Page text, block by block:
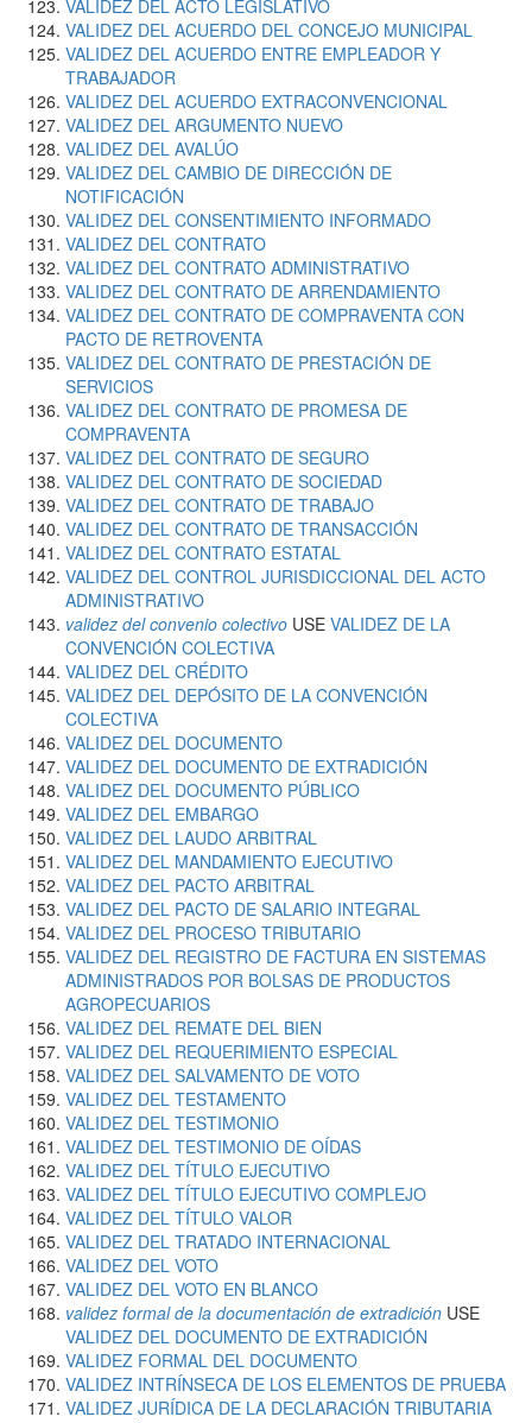
VALIDEZ DEL ACTO LEGISLATIVO
VALIDEZ DEL ACUERDO DEL CONCEJO MUNICIPAL
VALIDEZ DEL ACUERDO ENTRE EMPLEADOR Y
TRABAJADOR
VALIDEZ DEL ACUERDO EXTRACONVENCIONAL
VALIDEZ DEL ARGUMENTO NUEVO
VALIDEZ DEL AVALÚO
VALIDEZ DEL CAMBIO DE DIRECCIÓN DE
NOTIFICACIÓN
VALIDEZ DEL CONSENTIMIENTO INFORMADO
VALIDEZ DEL CONTRATO
VALIDEZ DEL CONTRATO ADMINISTRATIVO
VALIDEZ DEL CONTRATO DE ARRENDAMIENTO
VALIDEZ DEL CONTRATO DE COMPRAVENTA CON
PACTO DE RETROVENTA
VALIDEZ DEL CONTRATO DE PRESTACIÓN DE
SERVICIOS
VALIDEZ DEL CONTRATO DE PROMESA DE
COMPRAVENTA
VALIDEZ DEL CONTRATO DE SEGURO
VALIDEZ DEL CONTRATO DE SOCIEDAD
VALIDEZ DEL CONTRATO DE TRABAJO
VALIDEZ DEL CONTRATO DE TRANSACCIÓN
VALIDEZ DEL CONTRATO ESTATAL
VALIDEZ DEL CONTROL JURISDICCIONAL DEL ACTO
ADMINISTRATIVO
validez del convenio colectivo USE VALIDEZ DE LA
CONVENCIÓN COLECTIVA
VALIDEZ DEL CRÉDITO
VALIDEZ DEL DEPÓSITO DE LA CONVENCIÓN
COLECTIVA
VALIDEZ DEL DOCUMENTO
VALIDEZ DEL DOCUMENTO DE EXTRADICIÓN
VALIDEZ DEL DOCUMENTO PÚBLICO
VALIDEZ DEL EMBARGO
VALIDEZ DEL LAUDO ARBITRAL
VALIDEZ DEL MANDAMIENTO EJECUTIVO
VALIDEZ DEL PACTO ARBITRAL
VALIDEZ DEL PACTO DE SALARIO INTEGRAL
VALIDEZ DEL PROCESO TRIBUTARIO
VALIDEZ DEL REGISTRO DE FACTURA EN SISTEMAS
ADMINISTRADOS POR BOLSAS DE PRODUCTOS
AGROPECUARIOS
VALIDEZ DEL REMATE DEL BIEN
VALIDEZ DEL REQUERIMIENTO ESPECIAL
VALIDEZ DEL SALVAMENTO DE VOTO
VALIDEZ DEL TESTAMENTO
VALIDEZ DEL TESTIMONIO
VALIDEZ DEL TESTIMONIO DE OÍDAS
VALIDEZ DEL TÍTULO EJECUTIVO
VALIDEZ DEL TÍTULO EJECUTIVO COMPLEJO
VALIDEZ DEL TÍTULO VALOR
VALIDEZ DEL TRATADO INTERNACIONAL
VALIDEZ DEL VOTO
VALIDEZ DEL VOTO EN BLANCO
validez formal de la documentación de extradición USE
VALIDEZ DEL DOCUMENTO DE EXTRADICIÓN
VALIDEZ FORMAL DEL DOCUMENTO
VALIDEZ INTRÍNSECA DE LOS ELEMENTOS DE PRUEBA
VALIDEZ JURÍDICA DE LA DECLARACIÓN TRIBUTARIA